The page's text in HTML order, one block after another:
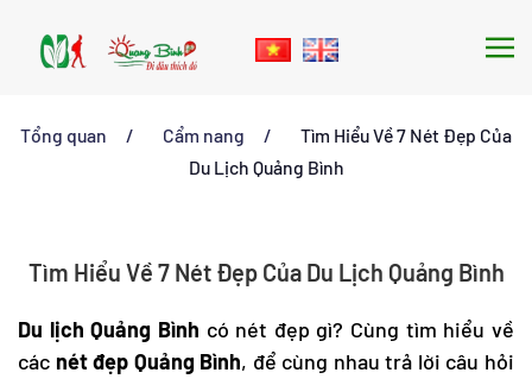
Skip to main content
Tổng quan Cẩm nang
Tìm Hiểu Về 7 Nét Đẹp Của
Du Lịch Quảng Bình
Tìm Hiểu Về 7 Nét Đẹp Của Du Lịch Quảng Bình
Du lịch Quảng Bình có nét đẹp gì? Cùng tìm hiểu về
các nét đẹp Quảng Bình, để cùng nhau trả lời câu hỏi